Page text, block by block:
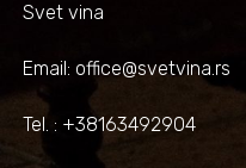
Svet vina
Email: office@svetvina.rs
Tel. : +38163492904